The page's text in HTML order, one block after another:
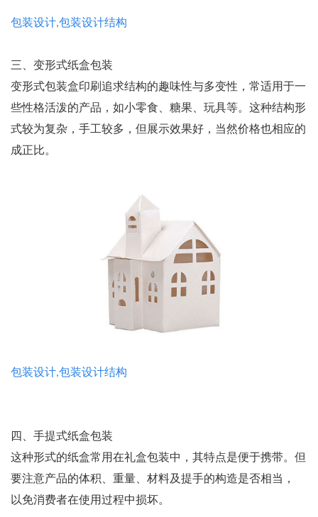
包装设计,包装设计结构
三、变形式纸盒包装
变形式包装盒印刷追求结构的趣味性与多变性，常适用于一
些性格活泼的产品，如小零食、糖果、玩具等。这种结构形
式较为复杂，手工较多，但展示效果好，当然价格也相应的
成正比。
包装设计,包装设计结构
四、手提式纸盒包装
这种形式的纸盒常用在礼盒包装中，其特点是便于携带。但
要注意产品的体积、重量、材料及提手的构造是否相当，
以免消费者在使用过程中损坏。